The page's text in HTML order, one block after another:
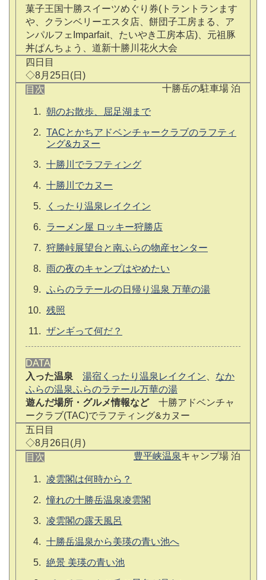
菓子王国十勝スイーツめぐり券(トラントランます
や、クランベリーエスタ店、餅団子工房まる、ア
ンパルフェImparfait、たいやき工房本店)、元祖豚
丼ぱんちょう、道新十勝川花火大会
四日目
◇8月25日(日)
十勝岳の駐車場 泊
目次
朝のお散歩、屈足湖まで
TACとかちアドベンチャークラブのラフティ
ング&カヌー
十勝川でラフティング
十勝川でカヌー
くったり温泉レイクイン
ラーメン屋 ロッキー狩勝店
狩勝峠展望台と南ふらの物産センター
雨の夜のキャンプはやめたい
ふらのラテールの日帰り温泉 万華の湯
残照
ザンギって何だ？
DATA
入った温泉
湯宿くったり温泉レイクイン
なか
ふらの温泉ふらのラテール万華の湯
遊んだ場所・グルメ情報など十勝アドベンチャ
ークラブ(TAC)でラフティング&カヌー
五日目
◇8月26日(月)
豊平峡温泉キャンプ場 泊
目次
凌雲閣は何時から？
憧れの十勝岳温泉凌雲閣
凌雲閣の露天風呂
十勝岳温泉から美瑛の青い池へ
絶景 美瑛の青い池